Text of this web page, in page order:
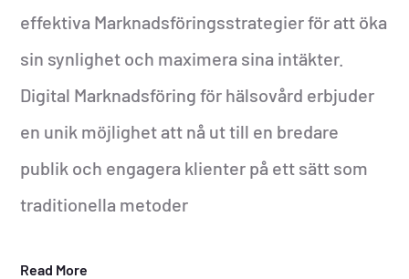
effektiva Marknadsföringsstrategier för att öka
sin synlighet och maximera sina intäkter.
Digital Marknadsföring för hälsovård erbjuder
en unik möjlighet att nå ut till en bredare
publik och engagera klienter på ett sätt som
traditionella metoder
Read More